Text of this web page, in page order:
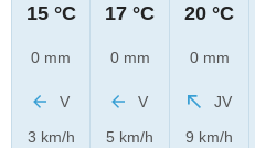
15 °C
0 mm
V
3 km/h
17 °C
0 mm
V
5 km/h
20 °C
0 mm
JV
9 km/h